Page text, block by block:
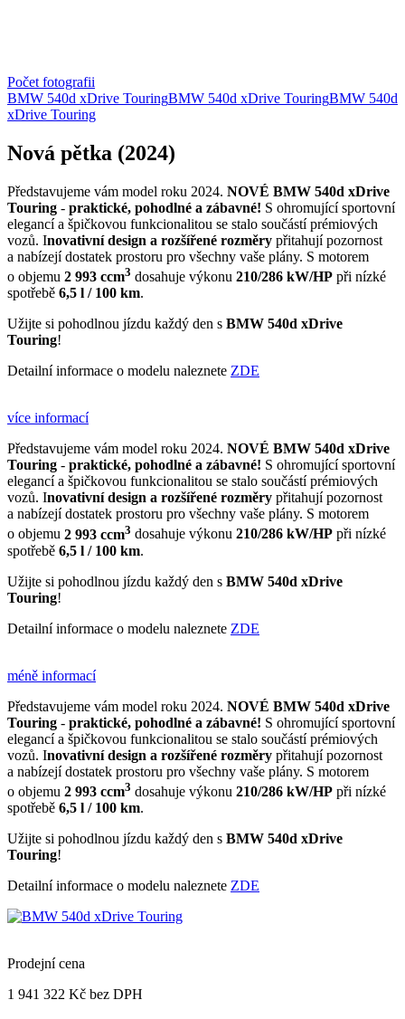
Počet fotografii
BMW 540d xDrive TouringBMW 540d xDrive TouringBMW 540d
xDrive Touring
Nová pětka (2024)
Představujeme vám model roku 2024. NOVÉ BMW 540d xDrive
Touring - praktické, pohodlné a zábavné! S ohromující sportovní
elegancí a špičkovou funkcionalitou se stalo součástí prémiových
vozů. Inovativní design a rozšířené rozměry přitahují pozornost
a nabízejí dostatek prostoru pro všechny vaše plány. S motorem
o objemu 2 993 ccm3 dosahuje výkonu 210/286 kW/HP při nízké
spotřebě 6,5 l / 100 km.
Užijte si pohodlnou jízdu každý den s BMW 540d xDrive
Touring!
Detailní informace o modelu naleznete ZDE
více informací
Představujeme vám model roku 2024. NOVÉ BMW 540d xDrive
Touring - praktické, pohodlné a zábavné! S ohromující sportovní
elegancí a špičkovou funkcionalitou se stalo součástí prémiových
vozů. Inovativní design a rozšířené rozměry přitahují pozornost
a nabízejí dostatek prostoru pro všechny vaše plány. S motorem
o objemu 2 993 ccm3 dosahuje výkonu 210/286 kW/HP při nízké
spotřebě 6,5 l / 100 km.
Užijte si pohodlnou jízdu každý den s BMW 540d xDrive
Touring!
Detailní informace o modelu naleznete ZDE
méně informací
Představujeme vám model roku 2024. NOVÉ BMW 540d xDrive
Touring - praktické, pohodlné a zábavné! S ohromující sportovní
elegancí a špičkovou funkcionalitou se stalo součástí prémiových
vozů. Inovativní design a rozšířené rozměry přitahují pozornost
a nabízejí dostatek prostoru pro všechny vaše plány. S motorem
o objemu 2 993 ccm3 dosahuje výkonu 210/286 kW/HP při nízké
spotřebě 6,5 l / 100 km.
Užijte si pohodlnou jízdu každý den s BMW 540d xDrive
Touring!
Detailní informace o modelu naleznete ZDE
Prodejní cena
1 941 322 Kč bez DPH